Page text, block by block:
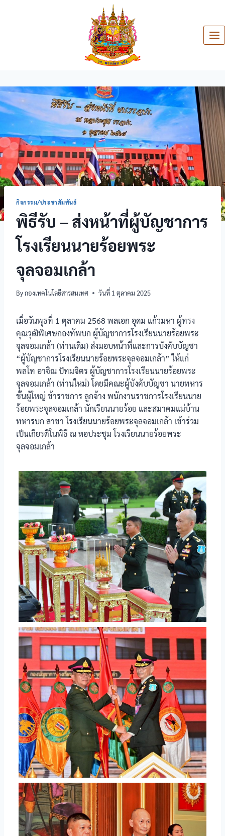
กิจกรรม/ประชาสัมพันธ์
พิธีรับ – ส่งหน้าที่ผู้บัญชาการ
โรงเรียนนายร้อยพระ
จุลจอมเกล้า
Byกองเทคโนโลยีสารสนเทศ วันที่ 1 ตุลาคม 2025
เมื่อวันพุธที่ 1 ตุลาคม 2568 พลเอก อุดม แก้วมหา ผู้ทรง
คุณวุฒิพิเศษกองทัพบก ผู้บัญชาการโรงเรียนนายร้อยพระ
จุลจอมเกล้า (ท่านเดิม) ส่งมอบหน้าที่และการบังคับบัญชา
“ผู้บัญชาการโรงเรียนนายร้อยพระจุลจอมเกล้า” ให้แก่
พลโท อาจิณ ปัทมจิตร ผู้บัญชาการโรงเรียนนายร้อยพระ
จุลจอมเกล้า (ท่านใหม่) โดยมีคณะผู้บังคับบัญชา นายทหาร
ชั้นผู้ใหญ่ ข้าราชการ ลูกจ้าง พนักงานราชการโรงเรียนนาย
ร้อยพระจุลจอมเกล้า นักเรียนนายร้อย และสมาคมแม่บ้าน
ทหารบก สาขา โรงเรียนนายร้อยพระจุลจอมเกล้า เข้าร่วม
เป็นเกียรติในพิธี ณ หอประชุม โรงเรียนนายร้อยพระ
จุลจอมเกล้า